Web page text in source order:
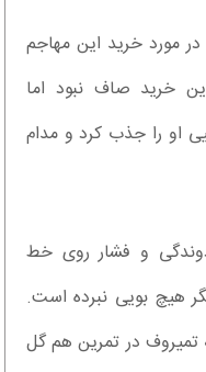
در مورد خرید این مهاجم
خرید صاف نبود اما
او را جذب کرد و مدام
و فشار روی خط
هیچ بویی نبرده است.
تمیروف در تمرین هم گل